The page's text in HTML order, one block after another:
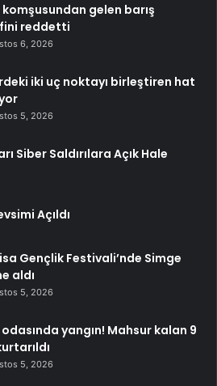
komşusundan gelen barış
reddetti
6, 2026
iki uç noktayı birleştiren hat
5, 2026
Siber Saldırılara Açık Hale
Açıldı
Gençlik Festivali’nde Simge
aldı
5, 2026
yangın! Mahsur kalan 9
5, 2026